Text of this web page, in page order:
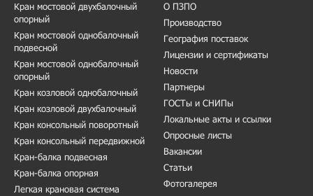
Кран мостовой двухбалочный
опорный
Кран мостовой однобалочный
подвесной
Кран мостовой однобалочный
опорный
Кран козловой однобалочный
Кран козловой двухбалочный
Кран консольный поворотный
Кран консольный передвижной
Кран-балка подвесная
Кран-балка опорная
Легкая крановая система
О ПЗПО
Производство
География поставок
Лицензии и сертификаты
Новости
Партнеры
ГОСТы и СНИПы
Локальные акты и ссылки
Опросные листы
Вакансии
Статьи
Фотогалерея